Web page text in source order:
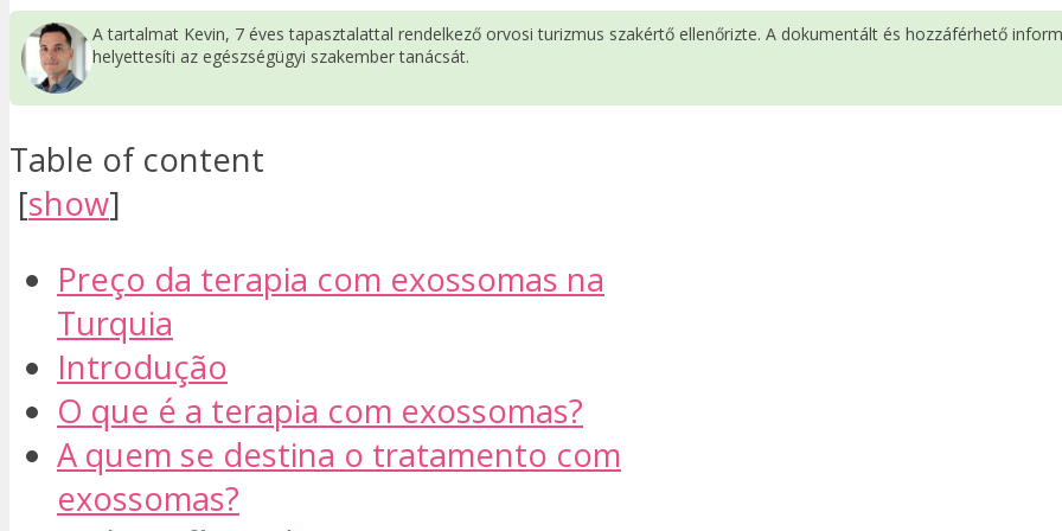
A tartalmat Kevin, 7 éves tapasztalattal rendelkező orvosi turizmus szakértő ellenőrizte. A dokumentált és hozzáférhető
helyettesíti az egészségügyi szakember tanácsát.
Table of content
[show]
Preço da terapia com exossomas na
Turquia
Introdução
O que é a terapia com exossomas?
A quem se destina o tratamento com
exossomas?